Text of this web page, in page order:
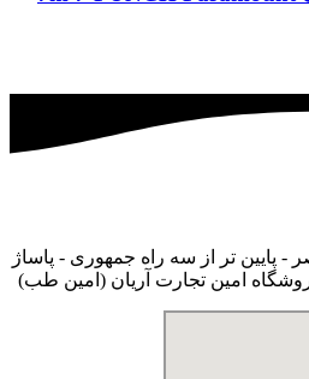
- پایین تر از سه راه جمهوری - پاساژ